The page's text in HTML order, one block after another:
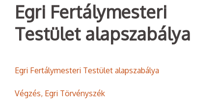
Egri Fertálymesteri
Testület alapszabálya
Egri Fertálymesteri Testület alapszabálya
Végzés, Egri Törvényszék